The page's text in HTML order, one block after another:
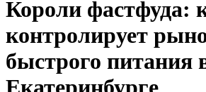
Короли фастфуда:
контролирует
быстрого питания